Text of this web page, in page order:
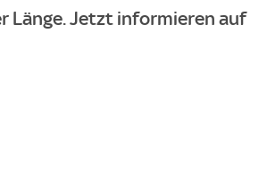
Länge. Jetzt informieren auf